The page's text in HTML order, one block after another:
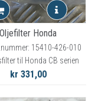
Oljefilter Honda
15410-426-010
til Honda CB serien
kr 331,00